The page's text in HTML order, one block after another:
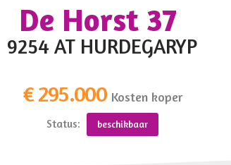
De Horst 37
9254 AT HURDEGARYP
€ 295.000 Kosten koper
Status: beschikbaar